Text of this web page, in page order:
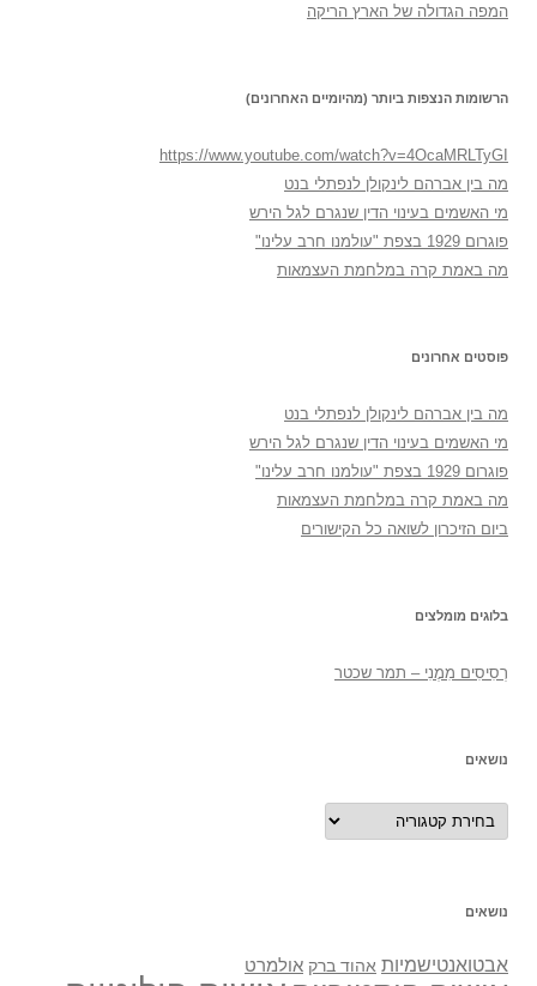
המפה הגדולה של הארץ הריקה
הרשומות הנצפות ביותר (מהיומיים האחרונים)
https://www.youtube.com/watch?v=4OcaMRLTyGI
מה בין אברהם לינקולן לנפתלי בנט
מי האשמים בעינוי הדין שנגרם לגל הירש
פוגרום 1929 בצפת "עולמנו חרב עלינו"
מה באמת קרה במלחמת העצמאות
פוסטים אחרונים
מה בין אברהם לינקולן לנפתלי בנט
מי האשמים בעינוי הדין שנגרם לגל הירש
פוגרום 1929 בצפת "עולמנו חרב עלינו"
מה באמת קרה במלחמת העצמאות
ביום הזיכרון לשואה כל הקישורים
בלוגים מומלצים
רְסִיסִים מִמֶנִי – תמר שכטר
נושאים
נושאים
נושאים
אבטואנטישמיות אהוד ברק אולמרט